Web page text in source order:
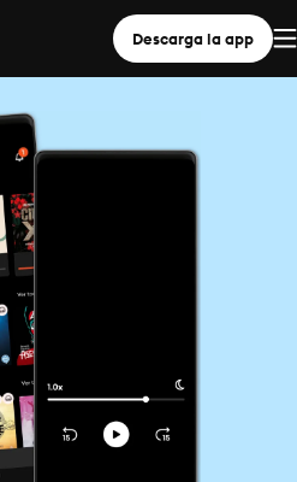
Descarga la app